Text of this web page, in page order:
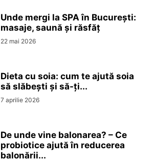
Unde mergi la SPA în București:
masaje, saună și răsfăț
22 mai 2026
Dieta cu soia: cum te ajută soia
să slăbești și să-ți...
7 aprilie 2026
De unde vine balonarea? – Ce
probiotice ajută în reducerea
balonării...